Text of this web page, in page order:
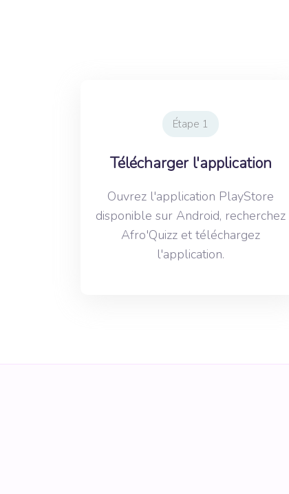
Étape 1
Télécharger l'application
Ouvrez l'application PlayStore
disponible sur Android, recherchez
Afro'Quizz et téléchargez
l'application.